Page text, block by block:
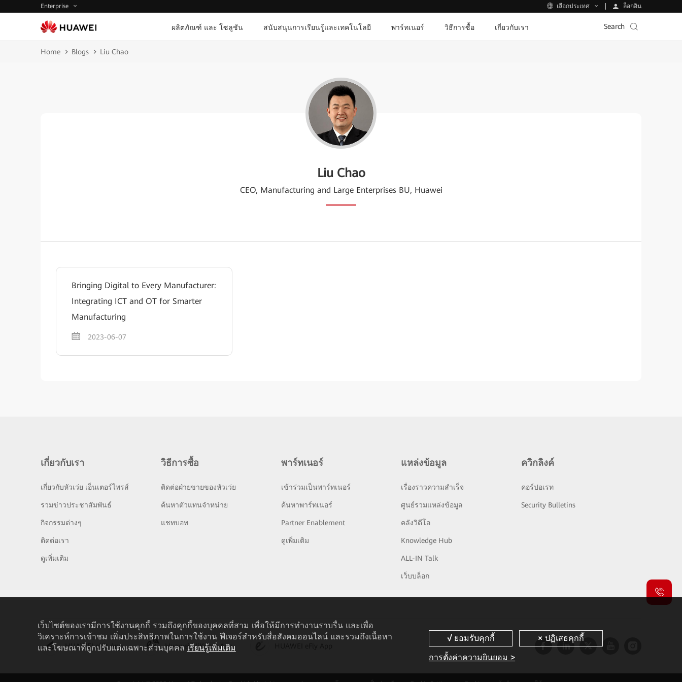
Enterprise เลือกประเทศ ล็อกอิน
ผลิตภัณฑ์ และ โซลูชัน สนับสนุนการเรียนรู้และเทคโนโลยี พาร์ทเนอร์ วิธีการซื้อ เกี่ยวกับเรา Search
Home Blogs Liu Chao
Liu Chao
CEO, Manufacturing and Large Enterprises BU, Huawei
Bringing Digital to Every Manufacturer:
Integrating ICT and OT for Smarter
Manufacturing
2023-06-07
เกี่ยวกับเรา
เกี่ยวกับหัวเว่ย เอ็นเตอร์ไพรส์
รวมข่าวประชาสัมพันธ์
กิจกรรมต่างๆ
ติดต่อเรา
ดูเพิ่มเติม
วิธีการซื้อ
ติดต่อฝ่ายขายของหัวเว่ย
ค้นหาตัวแทนจำหน่าย
แชทบอท
พาร์ทเนอร์
เข้าร่วมเป็นพาร์ทเนอร์
ค้นหาพาร์ทเนอร์
Partner Enablement
ดูเพิ่มเติม
แหล่งข้อมูล
เรื่องราวความสำเร็จ
ศูนย์รวมแหล่งข้อมูล
คลังวิดีโอ
Knowledge Hub
ALL-IN Talk
เว็บบล็อก
ควิกลิงค์
คอร์ปอเรท
Security Bulletins
HUAWEI eKit App Huawei HiKnow App
เว็บไซต์ของเรามีการใช้งานคุกกี้ รวมถึงคุกกี้ของบุคคลที่สาม เพื่อให้มีการทำงานราบรื่น และเพื่อ
วิเคราะห์การเข้าชม เพิ่มประสิทธิภาพในการใช้งาน ฟีเจอร์สำหรับสื่อสังคมออนไลน์ และรวมถึงเนื้อหา
และโฆษณาที่ถูกปรับแต่งเฉพาะส่วนบุคคล เรียนรู้เพิ่มเติม
การตั้งค่าความยินยอม >